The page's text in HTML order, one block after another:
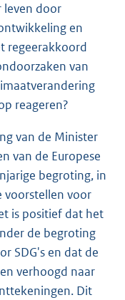
leven door
en
regeerakkoord
van
reageren?
van de Minister
van de Europese
begroting, in
voorstellen voor
is positief dat het
de begroting
SDG's en dat de
verhoogd naar
Dit